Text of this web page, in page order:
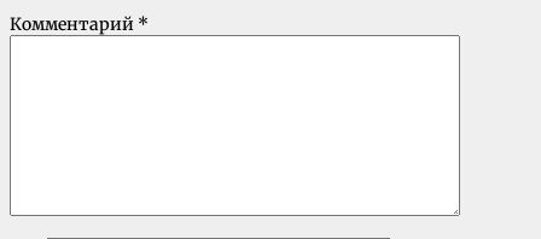
Комментарий *